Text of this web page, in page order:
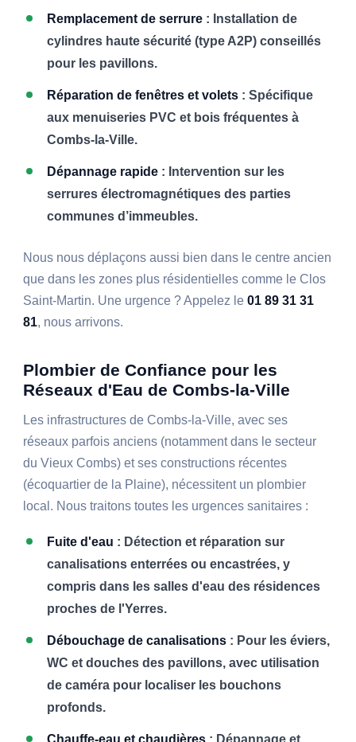
Remplacement de serrure : Installation de
cylindres haute sécurité (type A2P) conseillés
pour les pavillons.
Réparation de fenêtres et volets : Spécifique
aux menuiseries PVC et bois fréquentes à
Combs-la-Ville.
Dépannage rapide : Intervention sur les
serrures électromagnétiques des parties
communes d’immeubles.
Nous nous déplaçons aussi bien dans le centre ancien
que dans les zones plus résidentielles comme le Clos
Saint-Martin. Une urgence ? Appelez le01 89 31 31
81, nous arrivons.
Plombier de Confiance pour les
Réseaux d'Eau de Combs-la-Ville
Les infrastructures de Combs-la-Ville, avec ses
réseaux parfois anciens (notamment dans le secteur
du Vieux Combs) et ses constructions récentes
(écoquartier de la Plaine), nécessitent un plombier
local. Nous traitons toutes les urgences sanitaires :
Fuite d'eau : Détection et réparation sur
canalisations enterrées ou encastrées, y
compris dans les salles d'eau des résidences
proches de l'Yerres.
Débouchage de canalisations : Pour les éviers,
WC et douches des pavillons, avec utilisation
de caméra pour localiser les bouchons
profonds.